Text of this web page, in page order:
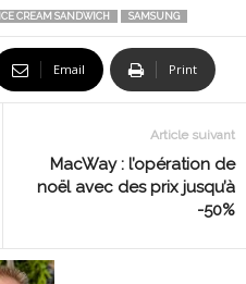
ICE CREAM SANDWICH SAMSUNG
Email Print
Article suivant
MacWay : l’opération de
noël avec des prix jusqu’à
-50%